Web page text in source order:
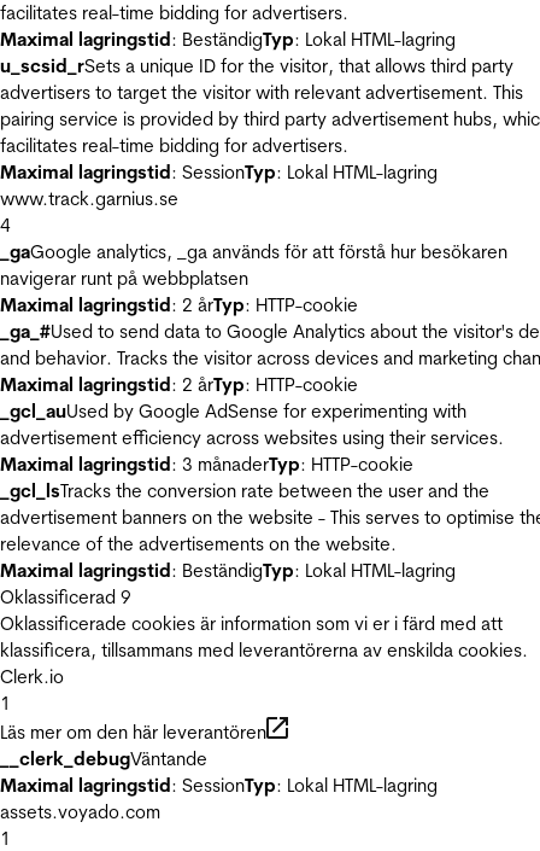
facilitates real-time bidding for advertisers.
Maximal lagringstid: BeständigTyp: Lokal HTML-lagring
u_scsid_rSets a unique ID for the visitor, that allows third party
advertisers to target the visitor with relevant advertisement. This
pairing service is provided by third party advertisement hubs,
facilitates real-time bidding for advertisers.
Maximal lagringstid: SessionTyp: Lokal HTML-lagring
www.track.garnius.se
4
_gaGoogle analytics, _ga används för att förstå hur besökaren
navigerar runt på webbplatsen
Maximal lagringstid: 2 årTyp: HTTP-cookie
_ga_#Used to send data to Google Analytics about the visitor's
and behavior. Tracks the visitor across devices and marketing
Maximal lagringstid: 2 årTyp: HTTP-cookie
_gcl_auUsed by Google AdSense for experimenting with
advertisement efficiency across websites using their services.
Maximal lagringstid: 3 månaderTyp: HTTP-cookie
_gcl_lsTracks the conversion rate between the user and the
advertisement banners on the website - This serves to optimise
relevance of the advertisements on the website.
Maximal lagringstid: BeständigTyp: Lokal HTML-lagring
Oklassificerad 9
Oklassificerade cookies är information som vi er i färd med att
klassificera, tillsammans med leverantörerna av enskilda cookies.
Clerk.io
1
Läs mer om den här leverantören
__clerk_debugVäntande
Maximal lagringstid: SessionTyp: Lokal HTML-lagring
assets.voyado.com
1